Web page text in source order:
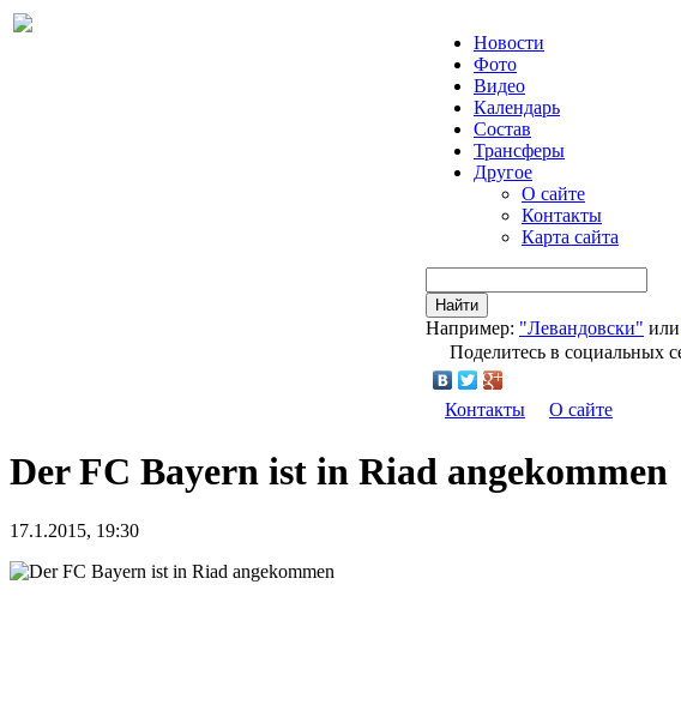
Новости
Фото
Видео
Календарь
Состав
Трансферы
Другое
О сайте
Контакты
Карта сайта
Найти
Например: "Левандовски" или
Поделитесь в социальных
Контакты О сайте
Der FC Bayern ist in Riad angekommen
17.1.2015, 19:30